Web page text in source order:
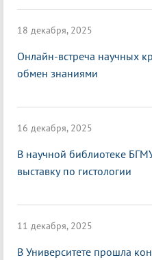
18 декабря, 2025
Онлайн-встреча научных
обмен знаниями
16 декабря, 2025
В научной библиотеке
выставку по гистологии
11 декабря, 2025
В Университете прошла